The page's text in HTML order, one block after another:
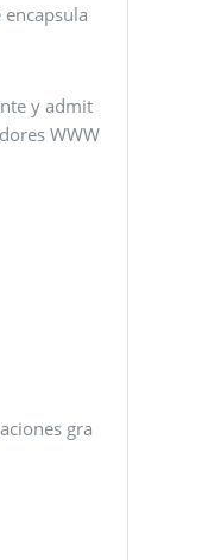
y admit
WWW
gra